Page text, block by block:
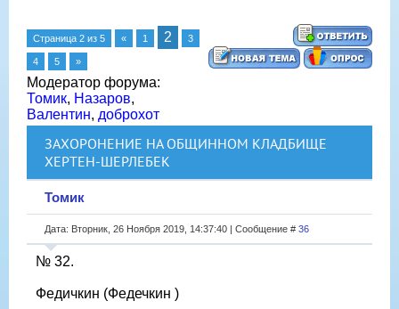
Страница 2 из 5 « 1 2 3
4 5 »
Модератор форума:
Томик, Назаров,
Валентин, доброхот
ЗАХОРОНЕНИЕ НА ОБЩИННОМ КЛАДБИЩЕ
ХЕРТЕН-ШЕРЛЕБЕК
Томик
Дата: Вторник, 26 Ноября 2019, 14:37:40 | Сообщение # 36
№ 32.
Федичкин (Федечкин )